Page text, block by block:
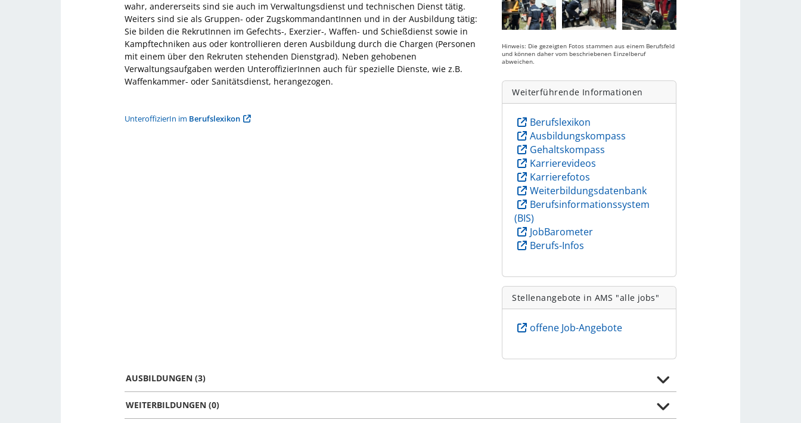
wahr, andererseits sind sie auch im Verwaltungsdienst und technischen Dienst tätig.
Weiters sind sie als Gruppen- oder ZugskommandantInnen und in der Ausbildung tätig:
Sie bilden die RekrutInnen im Gefechts-, Exerzier-, Waffen- und Schießdienst sowie in
Kampftechniken aus oder kontrollieren deren Ausbildung durch die Chargen (Personen
mit einem über den Rekruten stehenden Dienstgrad). Neben gehobenen
Verwaltungsaufgaben werden UnteroffizierInnen auch für spezielle Dienste, wie z.B.
Waffenkammer- oder Sanitätsdienst, herangezogen.
UnteroffizierIn im Berufslexikon
Hinweis: Die gezeigten Fotos stammen aus einem Berufsfeld
und können daher vom beschriebenen Einzelberuf
abweichen.
Weiterführende Informationen
Berufslexikon
Ausbildungskompass
Gehaltskompass
Karrierevideos
Karrierefotos
Weiterbildungsdatenbank
Berufsinformationssystem
(BIS)
JobBarometer
Berufs-Infos
Stellenangebote in AMS "alle jobs"
offene Job-Angebote
AUSBILDUNGEN (3)
WEITERBILDUNGEN (0)